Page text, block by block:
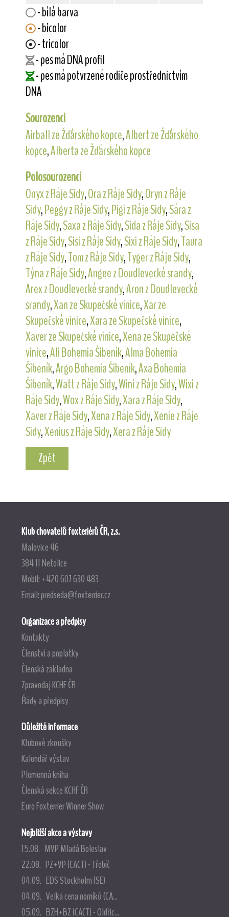
- bílá barva
- bicolor
- tricolor
- pes má DNA profil
- pes má potvrzené rodiče prostřednictvím
DNA
Sourozenci
Airball ze Žďárského kopce,Albert ze Žďárského
kopce,Alberta ze Žďárského kopce
Polosourozenci
Onyx z Ráje Sidy,Ora z Ráje Sidy,Oryn z Ráje
Sidy,Peggy z Ráje Sidy,Pigi z Ráje Sidy,Sára z
Ráje Sidy,Saxa z Ráje Sidy,Sida z Ráje Sidy,Sisa
z Ráje Sidy,Sisi z Ráje Sidy,Sixi z Ráje Sidy,Taura
z Ráje Sidy,Tom z Ráje Sidy,Tyger z Ráje Sidy,
Týna z Ráje Sidy,Angee z Doudlevecké srandy,
Arex z Doudlevecké srandy,Aron z Doudlevecké
srandy,Xan ze Skupečské vinice,Xar ze
Skupečské vinice,Xara ze Skupečské vinice,
Xaver ze Skupečské vinice,Xena ze Skupečské
vinice,Ali Bohemia Šibeník,Alma Bohemia
Šibeník,Argo Bohemia Šibeník,Axa Bohemia
Šibeník,Watt z Ráje Sidy,Wini z Ráje Sidy,Wixi z
Ráje Sidy,Wox z Ráje Sidy,Xara z Ráje Sidy,
Xaver z Ráje Sidy,Xena z Ráje Sidy,Xenie z Ráje
Sidy,Xenius z Ráje Sidy,Xera z Ráje Sidy
Zpět
Klub chovatelů foxteriérů ČR, z.s.
Malovice 46
384 11 Netolice
Mobil: +420 607 630 483
Email:predseda@foxterrier.cz
Organizace a předpisy
Kontakty
Členství a poplatky
Členská základna
Zpravodaj KCHF ČR
Řády a předpisy
Důležité informace
Klubové zkoušky
Kalendář výstav
Plemenná kniha
Členská sekce KCHF ČR
Euro Foxterrier Winner Show
Nejbližší akce a výstavy
15.08. MVP Mladá Boleslav
22.08. PZ+VP (CACT) - Třebíč
04.09. EDS Stockholm (SE)
04.09. Velká cena norníků (CA...
05.09. BZH+BZ (CACT) - Oldřic...